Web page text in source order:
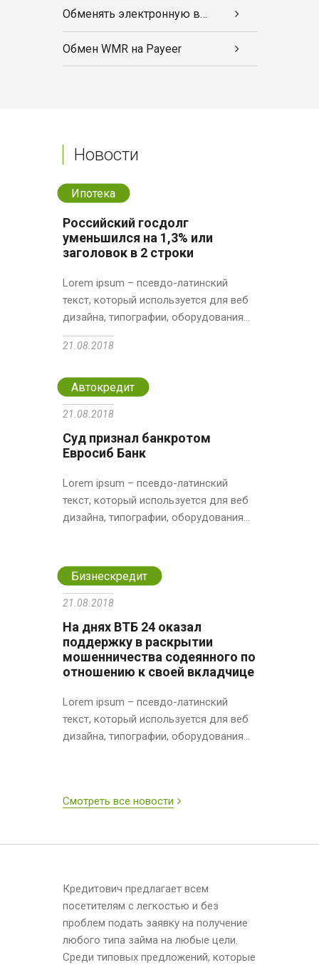
Обменять электронную валюту
Обмен WMR на Payeer
Новости
Ипотека
Российский госдолг
уменьшился на 1,3% или
заголовок в 2 строки
Lorem ipsum – псевдо-латинский
текст, который используется для веб
дизайна, типографии, оборудования...
21.08.2018
Автокредит
21.08.2018
Суд признал банкротом
Евросиб Банк
Lorem ipsum – псевдо-латинский
текст, который используется для веб
дизайна, типографии, оборудования...
Бизнескредит
21.08.2018
На днях ВТБ 24 оказал
поддержку в раскрытии
мошенничества содеянного по
отношению к своей вкладчице
Lorem ipsum – псевдо-латинский
текст, который используется для веб
дизайна, типографии, оборудования...
Смотреть все новости
Кредитович предлагает всем
посетителям с легкостью и без
проблем подать заявку на получение
любого типа займа на любые цели.
Среди типовых предложений, которые